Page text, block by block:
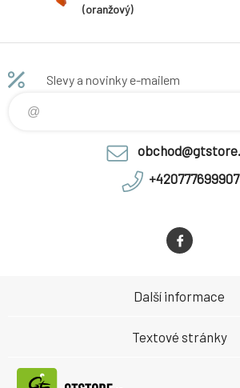
(oranžový)
Slevy a novinky e-mailem
+420777699907
Další informace
Textové stránky